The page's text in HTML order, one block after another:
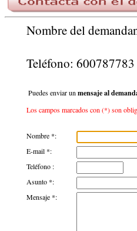
Nombre del
Teléfono: 600787783
Puedes enviar unmensaje al
Los campos marcados con (*) son
Nombre *:
E-mail *:
Teléfono :
Asunto *:
Mensaje *: